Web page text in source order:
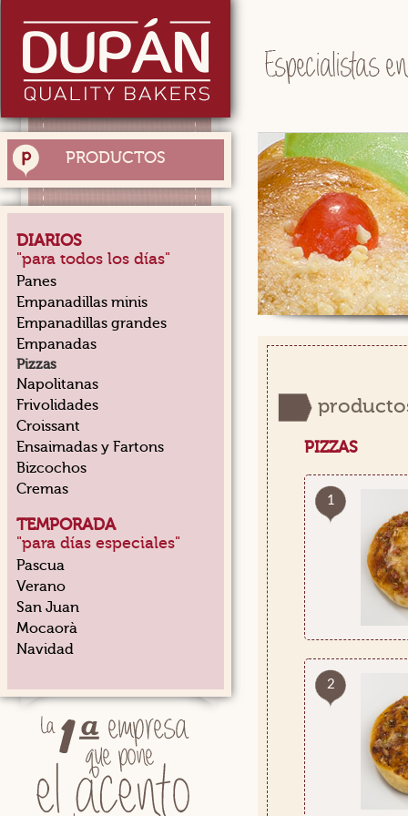
PRODUCTOS
DIARIOS
"para todos los días"
Panes
Empanadillas minis
Empanadillas grandes
Empanadas
Pizzas
Napolitanas
Frivolidades
Croissant
Ensaimadas y Fartons
Bizcochos
Cremas
TEMPORADA
"para días especiales"
Pascua
Verano
San Juan
Mocaorà
Navidad
PIZZAS
1
2